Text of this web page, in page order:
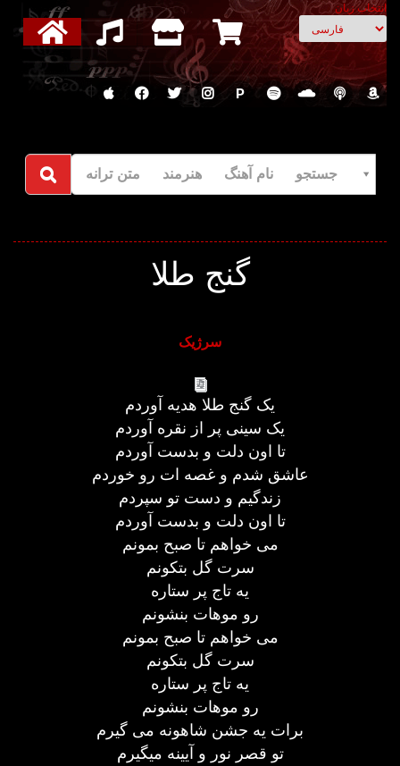
انتخاب زبان
P
جستجو نام آهنگ هنرمند متن ترانه
گنج طلا
سرژیک
یک گنج طلا هدیه آوردم
یک سینی پر از نقره آوردم
تا اون دلت و بدست آوردم
عاشق شدم و غصه ات رو خوردم
زندگیم و دست تو سپردم
تا اون دلت و بدست آوردم
می خواهم تا صبح بمونم
سرت گل بتکونم
یه تاج پر ستاره
رو موهات بنشونم
می خواهم تا صبح بمونم
سرت گل بتکونم
یه تاج پر ستاره
رو موهات بنشونم
برات یه جشن شاهونه می گیرم
تو قصر نور و آیینه میگیرم